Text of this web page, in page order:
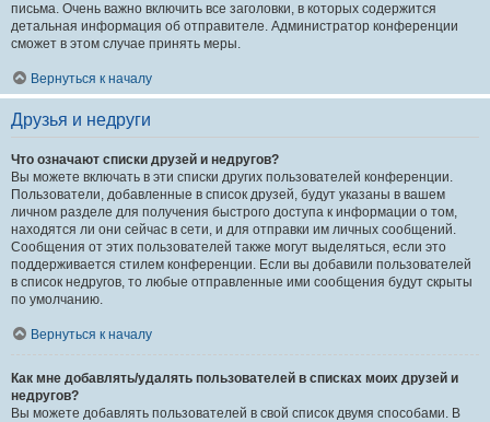
письма. Очень важно включить все заголовки, в которых содержится
детальная информация об отправителе. Администратор конференции
сможет в этом случае принять меры.
Вернуться к началу
Друзья и недруги
Что означают списки друзей и недругов?
Вы можете включать в эти списки других пользователей конференции.
Пользователи, добавленные в список друзей, будут указаны в вашем
личном разделе для получения быстрого доступа к информации о том,
находятся ли они сейчас в сети, и для отправки им личных сообщений.
Сообщения от этих пользователей также могут выделяться, если это
поддерживается стилем конференции. Если вы добавили пользователей
в список недругов, то любые отправленные ими сообщения будут скрыты
по умолчанию.
Вернуться к началу
Как мне добавлять/удалять пользователей в списках моих друзей и
недругов?
Вы можете добавлять пользователей в свой список двумя способами. В